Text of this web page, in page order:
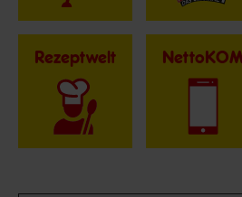
Rezeptwelt